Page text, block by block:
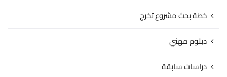
خطة بحث مشروع تخرج
دبلوم مهني
دراسات سابقة